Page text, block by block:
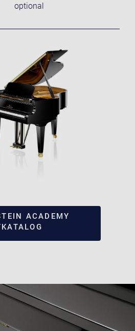
optional
ACADEMY